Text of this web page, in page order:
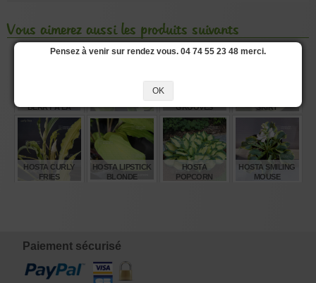
Vous aimerez aussi les produits suivants
BERRY À LA
MODE
8,00 € €
GROOVES
12,00€
SKIRT
12,00€
HOSTA CURLY
FRIES
HOSTA LIPSTICK
BLONDE
HOSTA
POPCORN
HOSTA SMILING
MOUSE
Paiement sécurisé
Pensez à venir sur rendez vous. 04 74 55 23 48 merci.
OK